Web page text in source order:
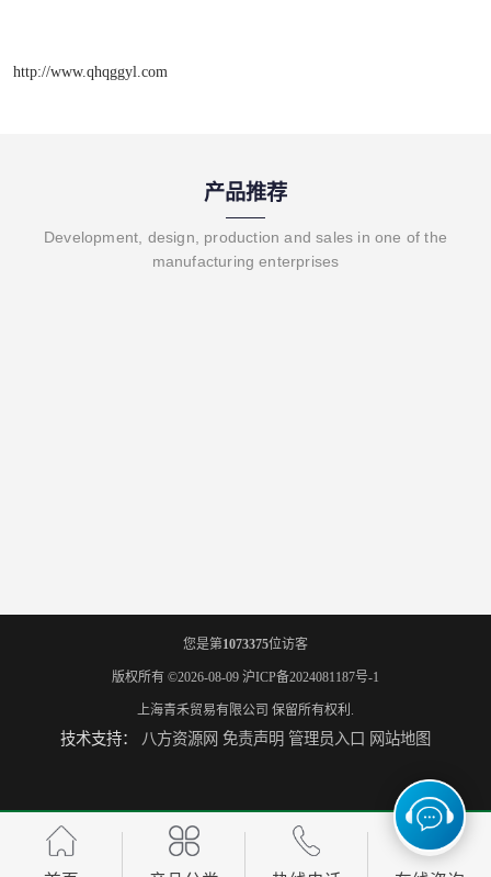
http://www.qhqggyl.com
产品推荐
Development, design, production and sales in one of the
manufacturing enterprises
您是第1073375位访客
版权所有 ©2026-08-09 沪ICP备2024081187号-1
上海青禾贸易有限公司 保留所有权利.
技术支持： 八方资源网 免责声明 管理员入口 网站地图